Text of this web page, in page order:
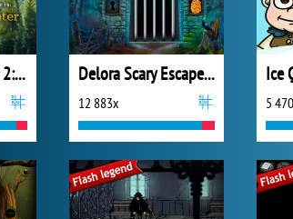
Icebound Secrets 2: Soul Hunter Delora Scary Escape: Mysteries Adventure
12 883x
Ice
5